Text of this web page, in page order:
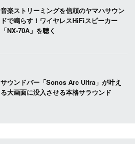
音楽ストリーミングを信頼のヤマハサウン
ドで鳴らす！ワイヤレスHiFiスピーカー
「NX-70A」を聴く
サウンドバー「Sonos Arc Ultra」が叶え
る大画面に没入させる本格サラウンド